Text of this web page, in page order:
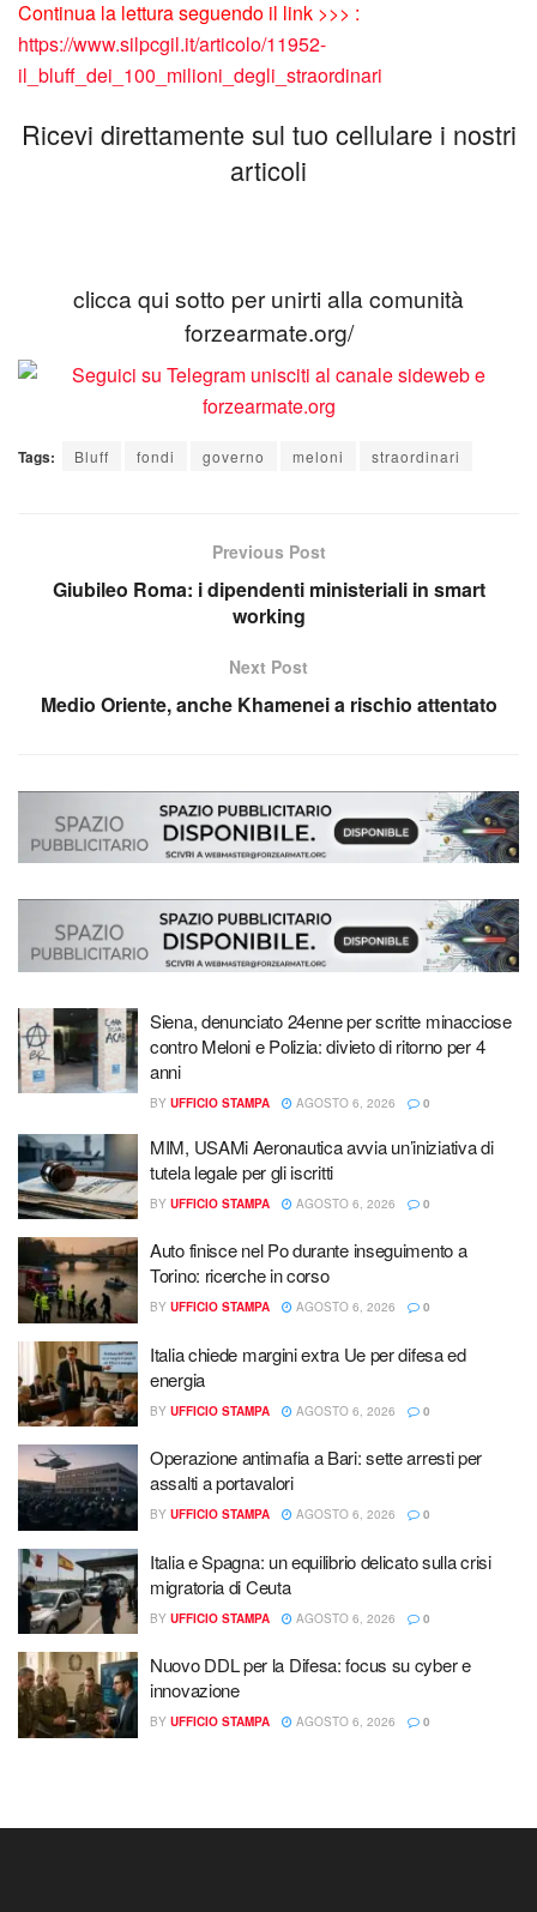
Continua la lettura seguendo il link >>> :
https://www.silpcgil.it/articolo/11952-
il_bluff_dei_100_milioni_degli_straordinari
Ricevi direttamente sul tuo cellulare i nostri
articoli
clicca qui sotto per unirti alla comunità
forzearmate.org/
Tags: Bluff fondi governo meloni straordinari
Previous Post
Giubileo Roma: i dipendenti ministeriali in smart
working
Next Post
Medio Oriente, anche Khamenei a rischio attentato
Siena, denunciato 24enne per scritte minacciose
contro Meloni e Polizia: divieto di ritorno per 4
anni
BY UFFICIO STAMPA AGOSTO 6, 2026 0
MIM, USAMi Aeronautica avvia un’iniziativa di
tutela legale per gli iscritti
BY UFFICIO STAMPA AGOSTO 6, 2026 0
Auto finisce nel Po durante inseguimento a
Torino: ricerche in corso
BY UFFICIO STAMPA AGOSTO 6, 2026 0
Italia chiede margini extra Ue per difesa ed
energia
BY UFFICIO STAMPA AGOSTO 6, 2026 0
Operazione antimafia a Bari: sette arresti per
assalti a portavalori
BY UFFICIO STAMPA AGOSTO 6, 2026 0
Italia e Spagna: un equilibrio delicato sulla crisi
migratoria di Ceuta
BY UFFICIO STAMPA AGOSTO 6, 2026 0
Nuovo DDL per la Difesa: focus su cyber e
innovazione
BY UFFICIO STAMPA AGOSTO 6, 2026 0